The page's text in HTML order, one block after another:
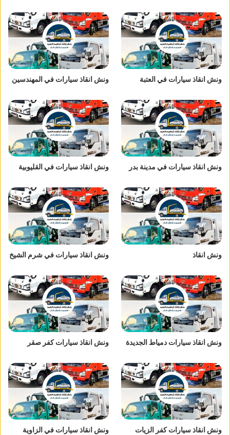
ونش انقاذ سيارات في العتبة ونش انقاذ سيارات في المهندسين
ونش انقاذ سيارات في مدينة بدر ونش انقاذ سيارات في القليوبية
ونش انقاذ ونش انقاذ سيارات في شرم الشيخ
ونش انقاذ سيارات دمياط الجديدة ونش انقاذ سيارات كفر صقر
ونش انقاذ سيارات كفر الزيات
ونش انقاذ سيارات في الزاوية